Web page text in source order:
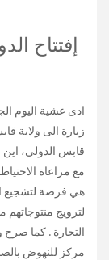
إفتتاح الدورة 36 لمعرض
ادى عشية اليوم الجمعة 26 جوان 2020 وزير التجارة محمد المسيليني
قابس الدولي، اين
مع مراعاة
هي فرصة لتشجيع
لترويج
التجارة . كما صرح
مركز للنهوض